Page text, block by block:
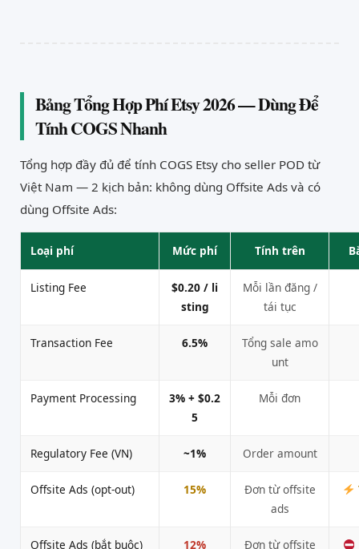
Bảng Tổng Hợp Phí Etsy 2026 — Dùng Để
Tính COGS Nhanh
Tổng hợp đầy đủ để tính COGS Etsy cho seller POD từ
Việt Nam — 2 kịch bản: không dùng Offsite Ads và có
dùng Offsite Ads:
Loại phí Mức phí Tính trên
Listing Fee
$0.20 / li
sting
Mỗi lần đăng /
tái tục
Transaction Fee 6.5%
Tổng sale amo
unt
Payment Processing
3% + $0.2
5
Mỗi đơn
Regulatory Fee (VN) ~1% Order amount
Offsite Ads (opt-out) 15%
Đơn từ offsite
ads
Offsite Ads (bắt buộc) 12% Đơn từ offsite